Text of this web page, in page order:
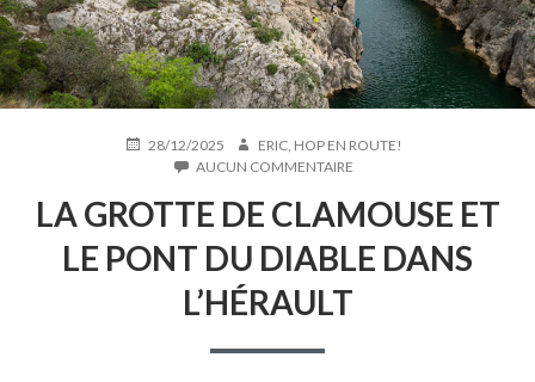
PUBLIÉ28/12/2025 AUTEUR
ERIC, HOP EN ROUTE!
AUCUN COMMENTAIRE
GROTTE
DE
CLAMOUSE
ET
LA GROTTE DE CLAMOUSE ET
LE PONT DU DIABLE DANS
L’HÉRAULT